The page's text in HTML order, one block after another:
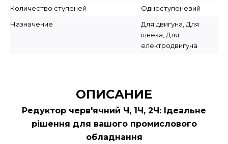
Количество ступеней
Одноступеневий
Назначение
Для двигуна, Для
шнека, Для
електродвигуна
ОПИСАНИЕ
Редуктор черв'ячний Ч, 1Ч, 2Ч: Ідеальне
рішення для вашого промислового
обладнання